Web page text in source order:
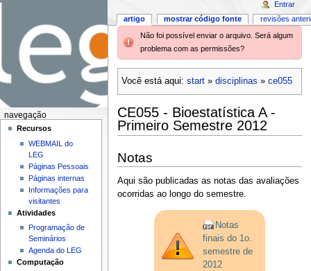
Não foi possível enviar o arquivo. Será algum
problema com as permissões?
Você está aqui: start» disciplinas » ce055
CE055 - Bioestatística A -
Primeiro Semestre 2012
Notas
Aqui são publicadas as notas das avaliações
ocorridas ao longo do semestre.
Notas
finais do 1o.
semestre de
2012
artigo mostrar código fonte revisões
Entrar
navegação
Recursos
WEBMAIL do
LEG
Páginas Pessoais
Páginas internas
Informações para
visitantes
Atividades
Programação de
Seminários
Agenda do LEG
Computação